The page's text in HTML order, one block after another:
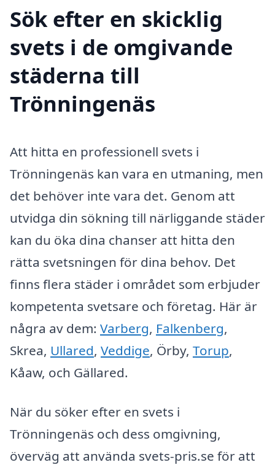
Sök efter en skicklig
svets i de omgivande
städerna till
Trönningenäs
Att hitta en professionell svets i
Trönningenäs kan vara en utmaning, men
det behöver inte vara det. Genom att
utvidga din sökning till närliggande städer
kan du öka dina chanser att hitta den
rätta svetsningen för dina behov. Det
finns flera städer i området som erbjuder
kompetenta svetsare och företag. Här är
några av dem: Varberg, Falkenberg,
Skrea, Ullared, Veddige, Örby, Torup,
Kåaw, och Gällared.
När du söker efter en svets i
Trönningenäs och dess omgivning,
överväg att använda svets-pris.se för att